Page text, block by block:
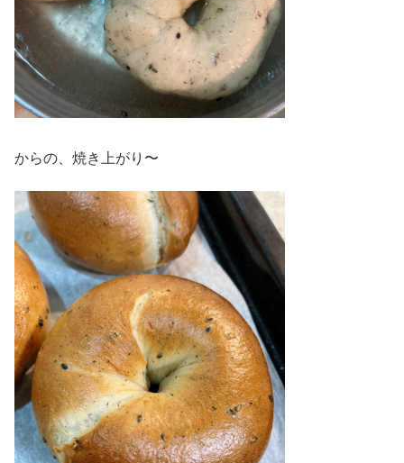
からの、焼き上がり〜